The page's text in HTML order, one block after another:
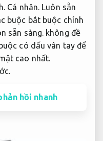
Cá nhân. Luôn sẵn
buộc bắt buộc chính
sẵn sàng. không đề
có dấu vân tay để
cao nhất.
hồi nhanh